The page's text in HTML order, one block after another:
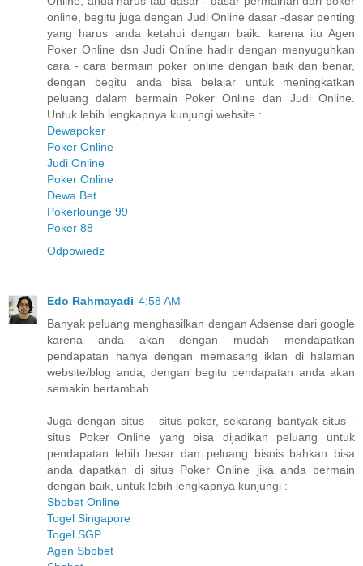
online, begitu juga dengan Judi Online dasar -dasar penting
yang harus anda ketahui dengan baik. karena itu Agen
Poker Online dsn Judi Online hadir dengan menyuguhkan
cara - cara bermain poker online dengan baik dan benar,
dengan begitu anda bisa belajar untuk meningkatkan
peluang dalam bermain Poker Online dan Judi Online.
Untuk lebih lengkapnya kunjungi website :
Dewapoker
Poker Online
Judi Online
Poker Online
Dewa Bet
Pokerlounge 99
Poker 88
Odpowiedz
Edo Rahmayadi 4:58 AM
Banyak peluang menghasilkan dengan Adsense dari google
karena anda akan dengan mudah mendapatkan
pendapatan hanya dengan memasang iklan di halaman
website/blog anda, dengan begitu pendapatan anda akan
semakin bertambah
Juga dengan situs - situs poker, sekarang bantyak situs -
situs Poker Online yang bisa dijadikan peluang untuk
pendapatan lebih besar dan peluang bisnis bahkan bisa
anda dapatkan di situs Poker Online jika anda bermain
dengan baik, untuk lebih lengkapnya kunjungi :
Sbobet Online
Togel Singapore
Togel SGP
Agen Sbobet